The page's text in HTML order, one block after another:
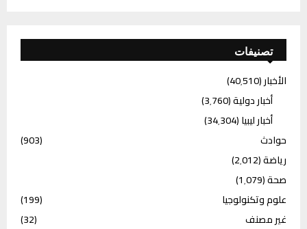
تصنيفات
الأخبار(40٬510)
أخبار دولية(3٬760)
أخبار ليبيا(34٬304)
حوادث
(903)
رياضة(2٬012)
صحة(1٬079)
علوم وتكنولوجيا
(199)
غير مصنف
(32)